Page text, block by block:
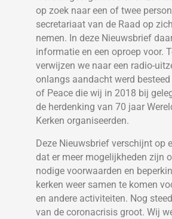
op zoek naar een of twee
secretariaat van de Raad op
nemen. In deze Nieuwsbrief
informatie en een oproep voor.
verwijzen we naar een radio-
onlangs aandacht werd
of Peace die wij in 2018 bij
de herdenking van 70 jaar
Kerken organiseerden.
Deze Nieuwsbrief verschijnt op
dat er meer mogelijkheden zijn
nodige voorwaarden en
kerken weer samen te komen
en andere activiteiten. Nog
van de coronacrisis groot. Wij